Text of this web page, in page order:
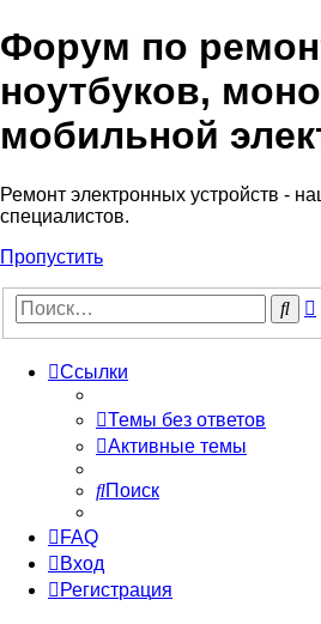
Регистрация
Форум по
ноутбуков,
мобильной
Ремонт электронных устройств -
специалистов.
Пропустить
Ссылки
Темы без ответов
Активные темы
Поиск
FAQ
Вход
Регистрация